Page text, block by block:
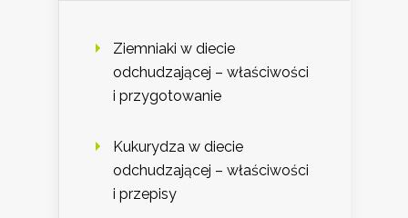
Ziemniaki w diecie
odchudzającej – właściwości
i przygotowanie
Kukurydza w diecie
odchudzającej – właściwości
i przepisy